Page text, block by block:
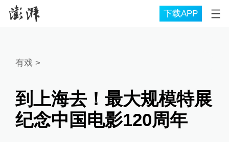
下载APP
有戏 >
到上海去！最大规模特展
纪念中国电影120周年